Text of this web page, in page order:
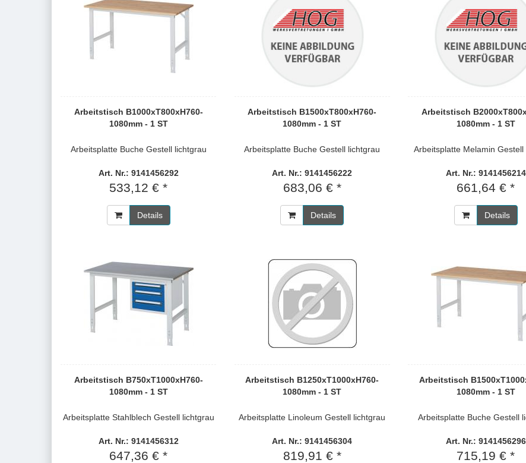
Arbeitstisch B1000xT800xH760-
1080mm - 1 ST
Arbeitsplatte Buche Gestell lichtgrau
Art. Nr.: 9141456292
533,12 € *
Details
Arbeitstisch B1500xT800xH760-
1080mm - 1 ST
Arbeitsplatte Buche Gestell lichtgrau
Art. Nr.: 9141456222
683,06 € *
Details
Arbeitstisch
1080mm - 1 ST
Arbeitsplatte Melamin Gestell
Art. Nr.: 9141456214
661,64 € *
Details
Arbeitstisch B750xT1000xH760-
1080mm - 1 ST
Arbeitsplatte Stahlblech Gestell lichtgrau
Art. Nr.: 9141456312
647,36 € *
Arbeitstisch B1250xT1000xH760-
1080mm - 1 ST
Arbeitsplatte Linoleum Gestell lichtgrau
Art. Nr.: 9141456304
819,91 € *
Arbeitstisch
1080mm - 1 ST
Arbeitsplatte Buche Gestell
Art. Nr.: 9141456296
715,19 € *